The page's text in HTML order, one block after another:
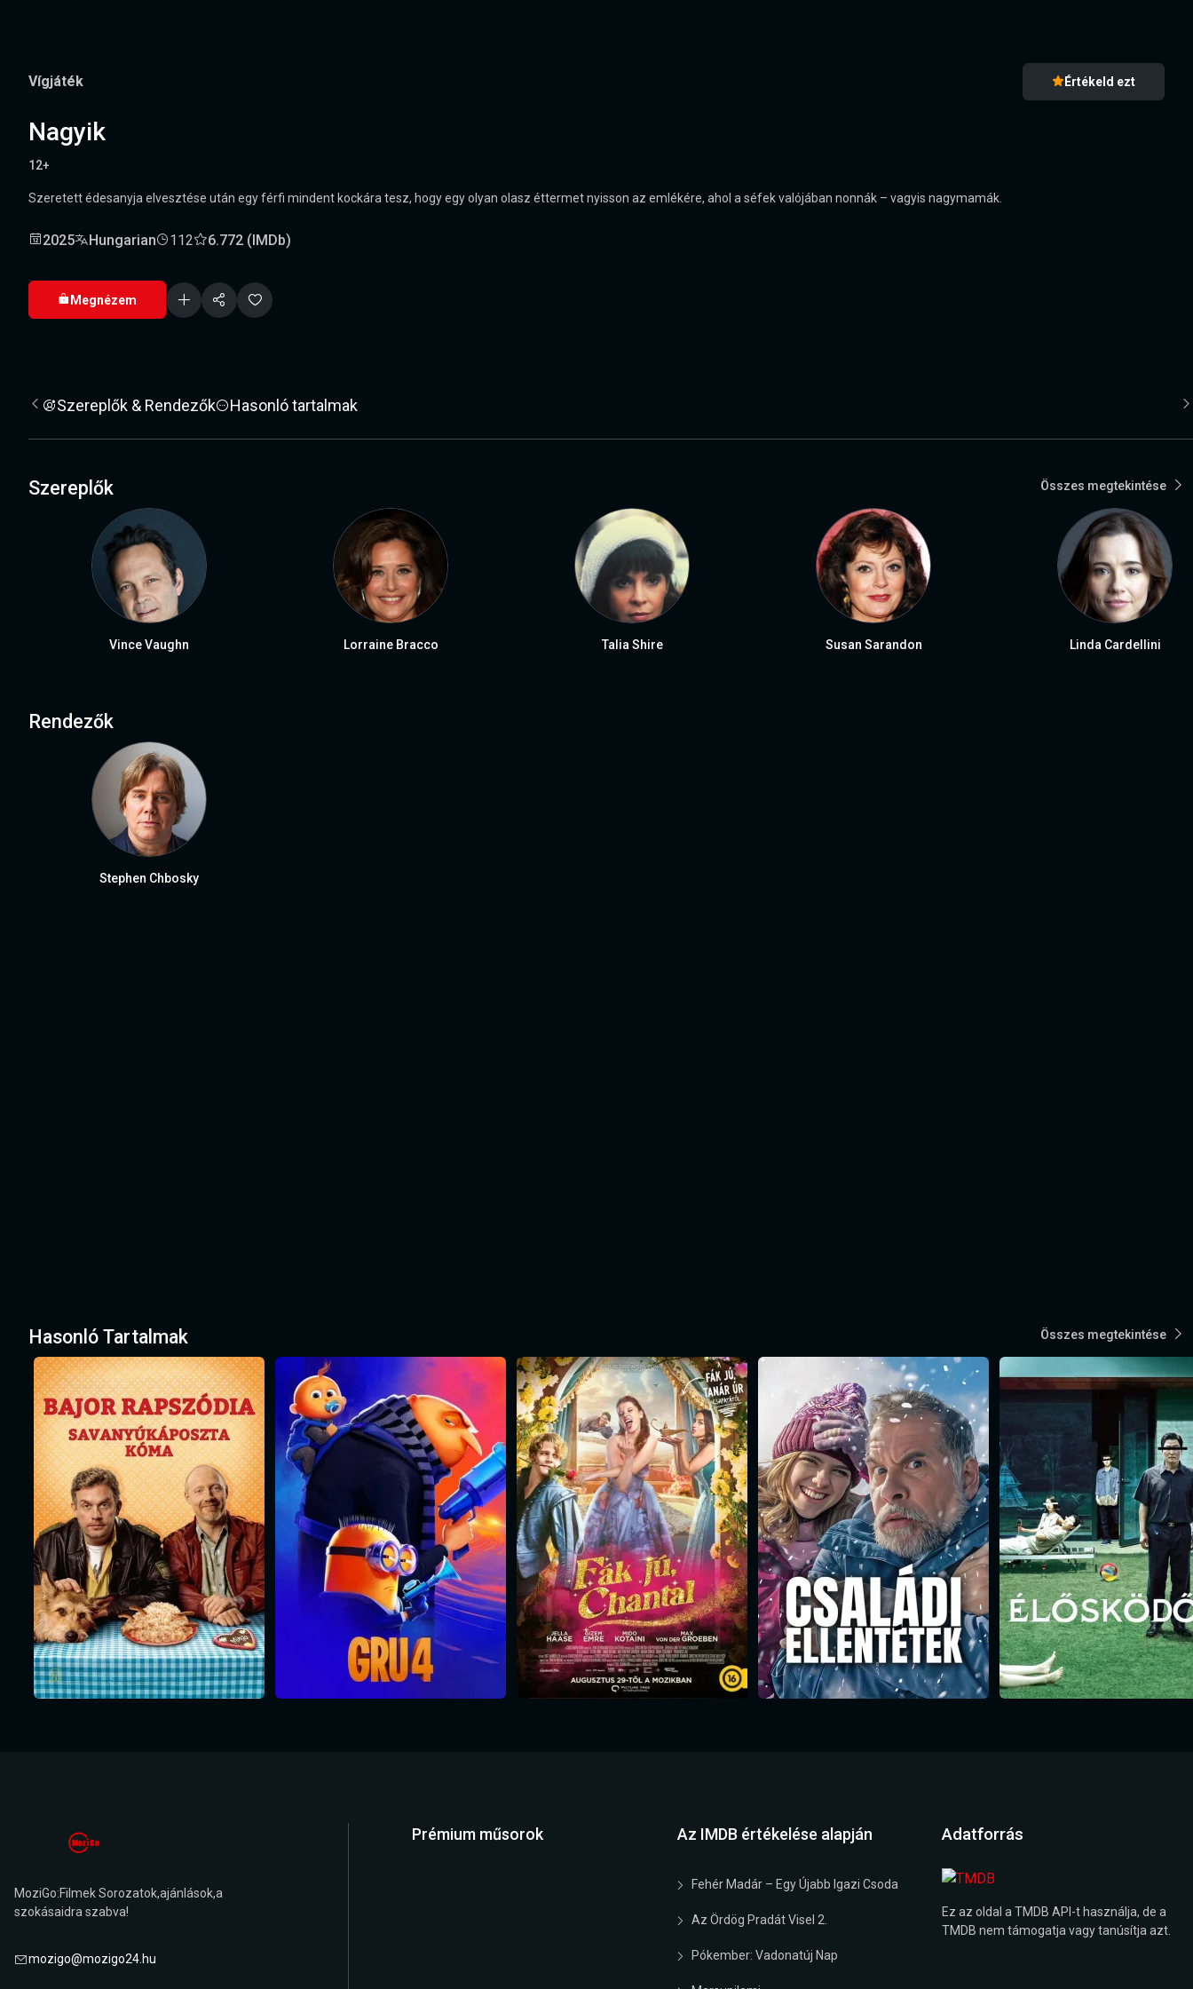
Vígjáték Értékeld ezt
Nagyik
12+
Szeretett édesanyja elvesztése után egy férfi mindent kockára tesz, hogy egy olyan olasz éttermet nyisson az emlékére, ahol a séfek valójában nonnák – vagyis nagymamák.
2025 Hungarian 112 6.772 (IMDb)
Megnézem
Szereplők & Rendezők Hasonló tartalmak
Szereplők Összes megtekintése
Vince Vaughn Lorraine Bracco Talia Shire Susan Sarandon Linda Cardellini
Rendezők
Stephen Chbosky
Hasonló Tartalmak Összes megtekintése
MoziGo:Filmek Sorozatok,ajánlások,a
szokásaidra szabva!
mozigo@mozigo24.hu
Prémium műsorok Az IMDB értékelése alapján
Fehér Madár – Egy Újabb Igazi Csoda
Az Ördög Pradát Visel 2.
Pókember: Vadonatúj Nap
Adatforrás
Ez az oldal a TMDB API-t használja, de a
TMDB nem támogatja vagy tanúsítja azt.